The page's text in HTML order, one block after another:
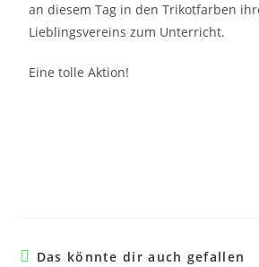
an diesem Tag in den Trikotfarben
Lieblingsvereins zum Unterricht.
Eine tolle Aktion!
Das könnte dir auch gefallen